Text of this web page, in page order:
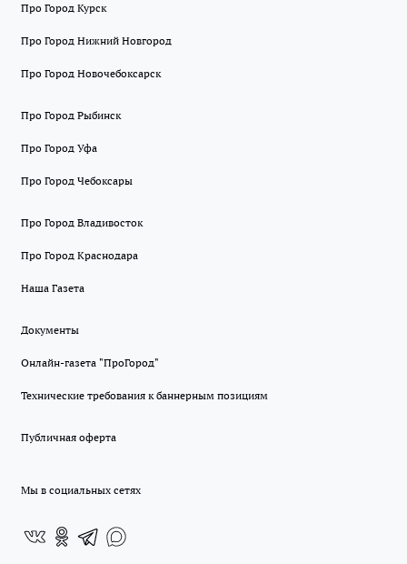
Про Город Курск
Про Город Нижний Новгород
Про Город Новочебоксарск
Про Город Рыбинск
Про Город Уфа
Про Город Чебоксары
Про Город Владивосток
Про Город Краснодара
Наша Газета
Документы
Онлайн-газета "ПроГород"
Технические требования к баннерным позициям
Публичная оферта
Мы в социальных сетях